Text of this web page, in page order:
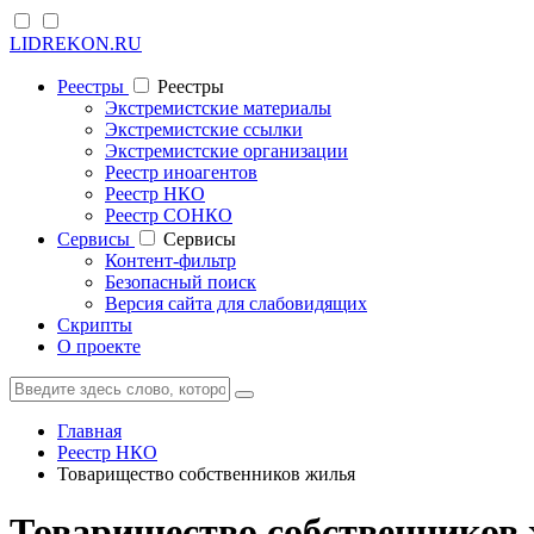
LIDREKON.RU
Реестры
Реестры
Экстремистские материалы
Экстремистские ссылки
Экстремистские организации
Реестр иноагентов
Реестр НКО
Реестр СОНКО
Cервисы
Cервисы
Контент-фильтр
Безопасный поиск
Версия сайта для слабовидящих
Скрипты
О проекте
Главная
Реестр НКО
Товарищество собственников жилья